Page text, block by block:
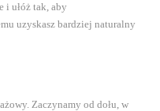
i ułóż tak, aby
uzyskasz bardziej naturalny
Zaczynamy od dołu, w